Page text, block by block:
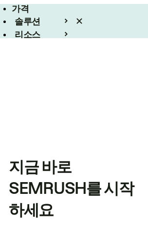
가격
솔루션
리소스
지금 바로
SEMRUSH를 시작
하세요